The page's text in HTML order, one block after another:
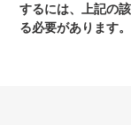
するには、上記の
る必要があります。